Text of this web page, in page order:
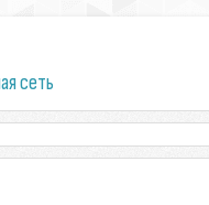
сеть